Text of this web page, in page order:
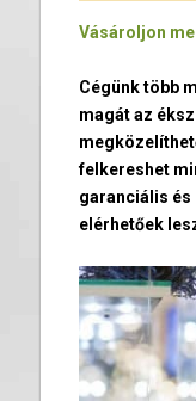
Vásároljon
Cégünk több
magát az
felkereshet
garanciális
elérhetőek